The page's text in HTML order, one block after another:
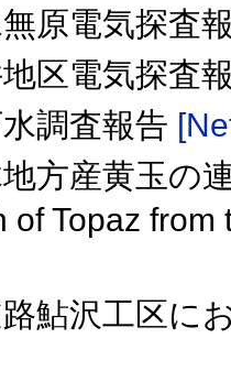
原電気探査
区電気探査
調査報告
方産黄玉の
of Topaz
鮎沢工区に